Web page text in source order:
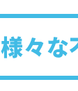
様々な